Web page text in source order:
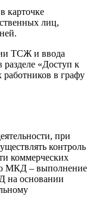
карточке
лиц,
ТСЖ и ввода
разделе «Доступ к
работников в графу
при
контроль
коммерческих
МКД – выполнение
на основании